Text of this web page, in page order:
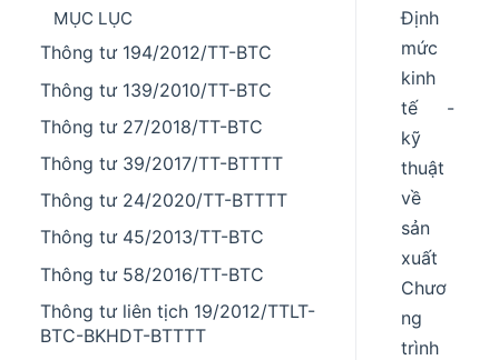
MỤC LỤC
Thông tư 194/2012/TT-BTC
Thông tư 139/2010/TT-BTC
Thông tư 27/2018/TT-BTC
Thông tư 39/2017/TT-BTTTT
Thông tư 24/2020/TT-BTTTT
Thông tư 45/2013/TT-BTC
Thông tư 58/2016/TT-BTC
Thông tư liên tịch 19/2012/TTLT-
BTC-BKHDT-BTTTT
Định
mức
kinh
tế -
kỹ
thuật
về
sản
xuất
Chươ
ng
trình